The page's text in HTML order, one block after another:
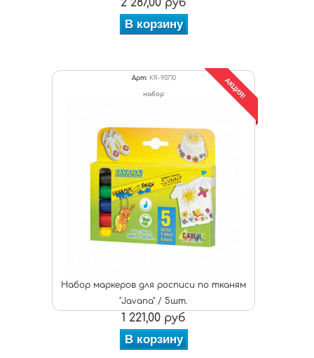
2 287,00 руб
В корзину
Арт: KR-90710
набор
Набор маркеров для росписи по тканям
"Javana" / 5шт.
АКЦИЯ!
1 221,00 руб
В корзину